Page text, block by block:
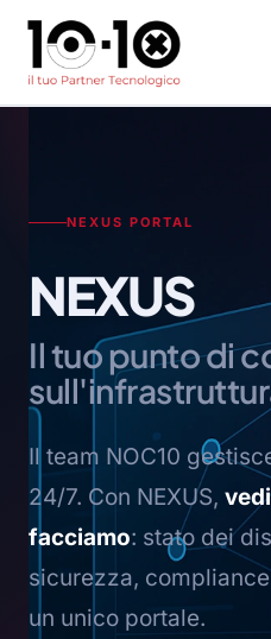
NEXUS PORTAL
NEXUS
Il tuo punto di
Il team NOC10
24/7. Con NEXUS,
facciamo: stato dei
sicurezza,
un unico portale.